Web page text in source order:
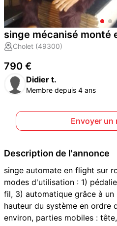
singe mécanisé monté
Cholet (49300)
790 €
Didier t.
Membre depuis 4 ans
Envoyer un
Description de l'annonce
singe automate en flight sur
modes d'utilisation : 1)
fil, 3) automatique grâce à un
hauteur du système en ordre
environ, parties mobiles :